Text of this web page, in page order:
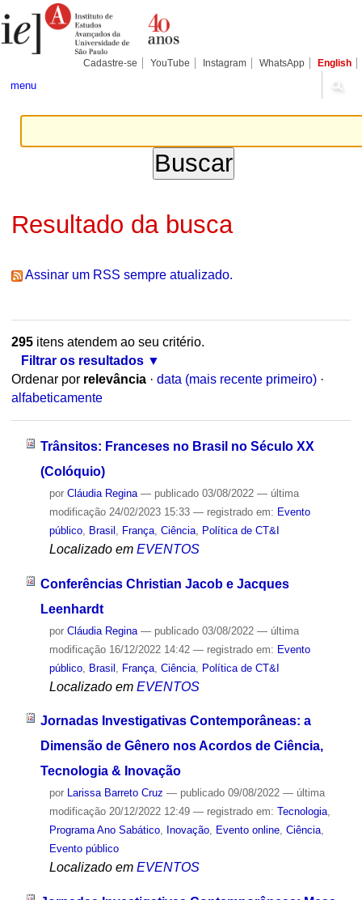
para
conteúdo.
Pessoais
Cadastre-se YouTube Instagram WhatsApp English
menu
Resultado da busca
Assinar um RSS sempre atualizado.
295itens atendem ao seu critério.
Filtrar os resultados
Ordenar por relevância · data (mais recente primeiro) ·
alfabeticamente
Trânsitos: Franceses no Brasil no Século XX
(Colóquio)
por Cláudia Regina — publicado03/08/2022 — última
modificação24/02/2023 15:33 — registrado em: Evento
público, Brasil França, Ciência, Política de CT&I
Localizado em EVENTOS
Conferências Christian Jacob e Jacques
Leenhardt
por Cláudia Regina — publicado03/08/2022 — última
modificação16/12/2022 14:42 — registrado em: Evento
público, Brasil França, Ciência, Política de CT&I
Localizado em EVENTOS
Jornadas Investigativas Contemporâneas: a
Dimensão de Gênero nos Acordos de Ciência,
Tecnologia & Inovação
por Larissa Barreto Cruz — publicado09/08/2022 — última
modificação20/12/2022 12:49 — registrado em: Tecnologia,
Programa Ano Sabático, Inovação, Evento online, Ciência,
Evento público
Localizado em EVENTOS